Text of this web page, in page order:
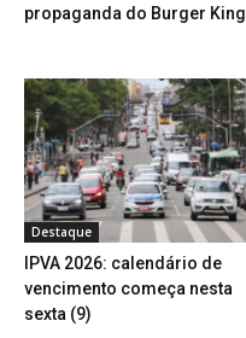
propaganda do Burger King
Destaque
IPVA 2026: calendário de
vencimento começa nesta
sexta (9)